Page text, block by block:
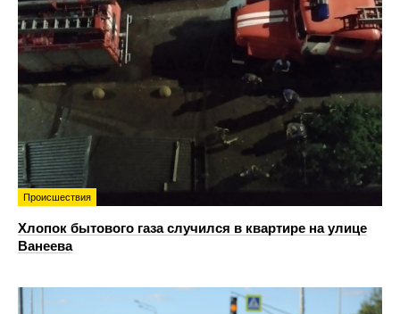
Происшествия
Хлопок бытового газа случился в квартире на улице
Ванеева